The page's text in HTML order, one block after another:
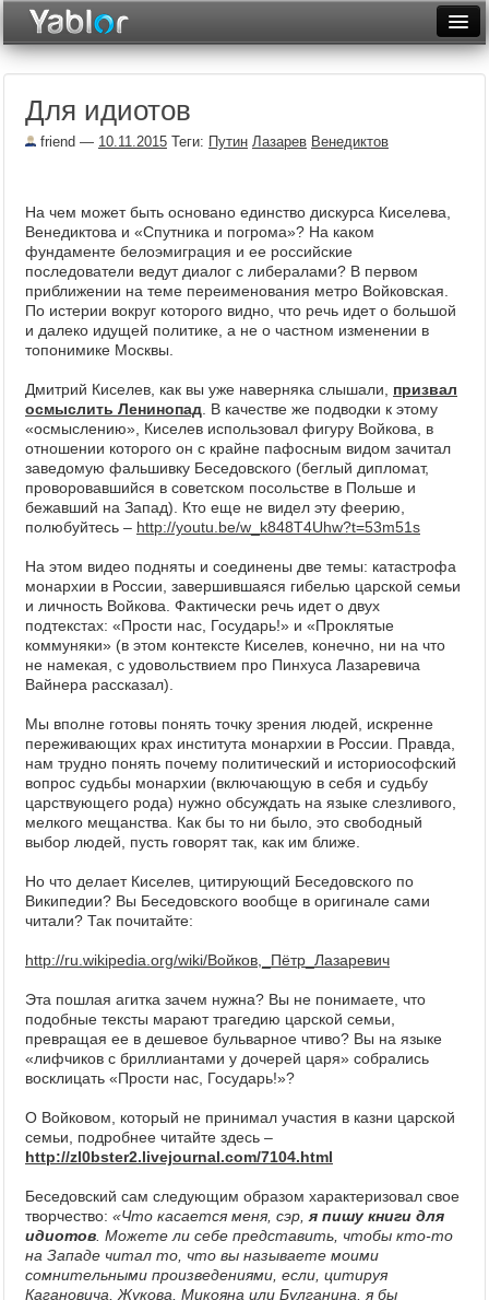
Месяц
Архив
Видеотоп
Для идиотов
friend — 10.11.2015 Теги: Путин Лазарев Венедиктов
На чем может быть основано единство дискурса Киселева,
Венедиктова и «Спутника и погрома»? На каком
фундаменте белоэмиграция и ее российские
последователи ведут диалог с либералами? В первом
приближении на теме переименования метро Войковская.
По истерии вокруг которого видно, что речь идет о большой
и далеко идущей политике, а не о частном изменении в
топонимике Москвы.
Дмитрий Киселев, как вы уже наверняка слышали, призвал
осмыслить Ленинопад . В качестве же подводки к этому
«осмыслению», Киселев использовал фигуру Войкова, в
отношении которого он с крайне пафосным видом зачитал
заведомую фальшивку Беседовского (беглый дипломат,
проворовавшийся в советском посольстве в Польше и
бежавший на Запад). Кто еще не видел эту феерию,
полюбуйтесь – http://youtu.be/w_k848T4Uhw?t=53m51s
На этом видео подняты и соединены две темы: катастрофа
монархии в России, завершившаяся гибелью царской семьи
и личность Войкова. Фактически речь идет о двух
подтекстах: «Прости нас, Государь!» и «Проклятые
коммуняки» (в этом контексте Киселев, конечно, ни на что
не намекая, с удовольствием про Пинхуса Лазаревича
Вайнера рассказал).
Мы вполне готовы понять точку зрения людей, искренне
переживающих крах института монархии в России. Правда,
нам трудно понять почему политический и историософский
вопрос судьбы монархии (включающую в себя и судьбу
царствующего рода) нужно обсуждать на языке слезливого,
мелкого мещанства. Как бы то ни было, это свободный
выбор людей, пусть говорят так, как им ближе.
Но что делает Киселев, цитирующий Беседовского по
Википедии? Вы Беседовского вообще в оригинале сами
читали? Так почитайте:
http://ru.wikipedia.org/wiki/Войков,_Пётр_Лазаревич
Эта пошлая агитка зачем нужна? Вы не понимаете, что
подобные тексты марают трагедию царской семьи,
превращая ее в дешевое бульварное чтиво? Вы на языке
«лифчиков с бриллиантами у дочерей царя» собрались
восклицать «Прости нас, Государь!»?
О Войковом, который не принимал участия в казни царской
семьи, подробнее читайте здесь –
http://zl0bster2.livejournal.com/7104.html
Беседовский сам следующим образом характеризовал свое
творчество: «Что касается меня, сэр, я пишу книги для
идиотов . Можете ли себе представить, чтобы кто-то
на Западе читал то, что вы называете моими
сомнительными произведениями, если, цитируя
Кагановича, Жукова, Микояна или Булганина, я бы